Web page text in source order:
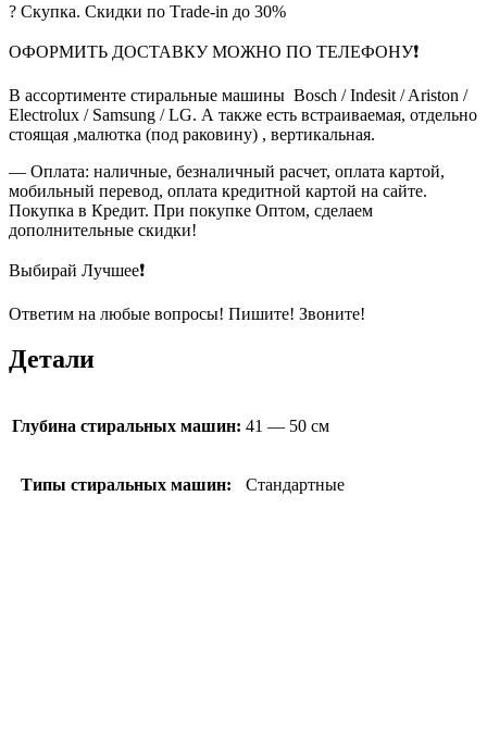
? Скупка. Скидки по Тrade-in до 30%
ОФОРМИТЬ ДОСТАВКУ МОЖНО ПО ТЕЛЕФОНУ❗
В ассортименте стиральные машины Bosch / Indesit / Ariston /
Electrolux / Samsung / LG. А также есть встраиваемая, отдельно
стоящая ,малютка (под раковину) , вертикальная.
— Оплата: наличные, безналичный расчет, оплата картой,
мобильный перевод, оплата кредитной картой на сайте.
Покупка в Кредит. При покупке Оптом, сделаем
дополнительные скидки!
Выбирай Лучшее❗
Ответим на любые вопросы! Пишите! Звоните!
Детали
Глубина стиральных машин: 41 — 50 см
Типы стиральных машин: Стандартные